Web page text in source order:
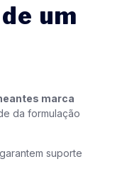
um
marca
da formulação
suporte